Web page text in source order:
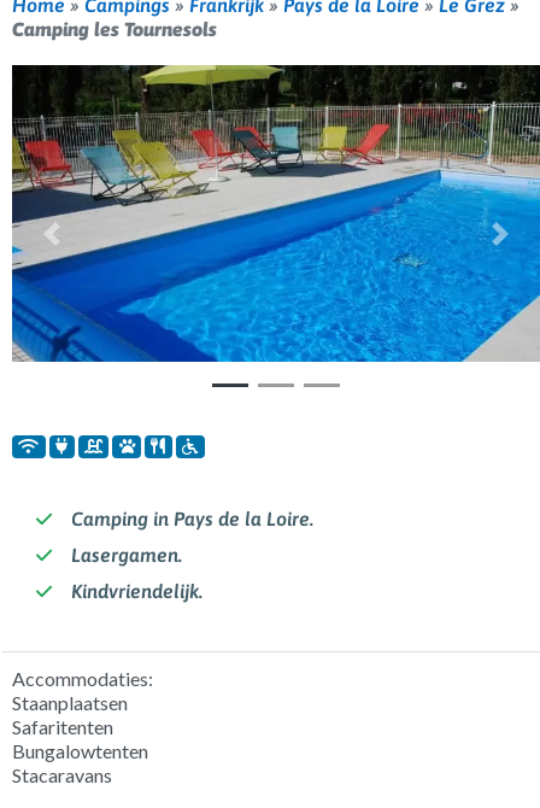
Home » Campings » Frankrijk » Pays de la Loire » Le Grez »
Camping les Tournesols
Vorige
Camping in Pays de la Loire.
Lasergamen.
Kindvriendelijk.
Accommodaties:
Staanplaatsen
Safaritenten
Bungalowtenten
Stacaravans